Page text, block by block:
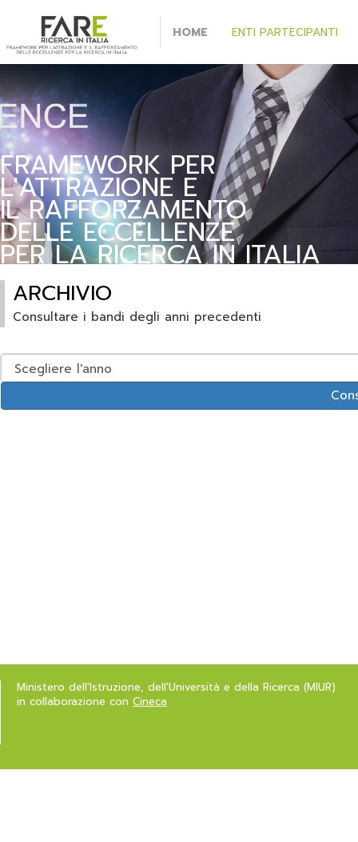
HOME ENTI PARTECIPANTI
FRAMEWORK PER
L'ATTRAZIONE E
IL RAFFORZAMENTO
DELLE ECCELLENZE
PER LA RICERCA IN ITALIA
ARCHIVIO
Consultare i bandi degli anni precedenti
Ministero dell'Istruzione, dell'Università e della Ricerca (MIUR)
in collaborazione con Cineca